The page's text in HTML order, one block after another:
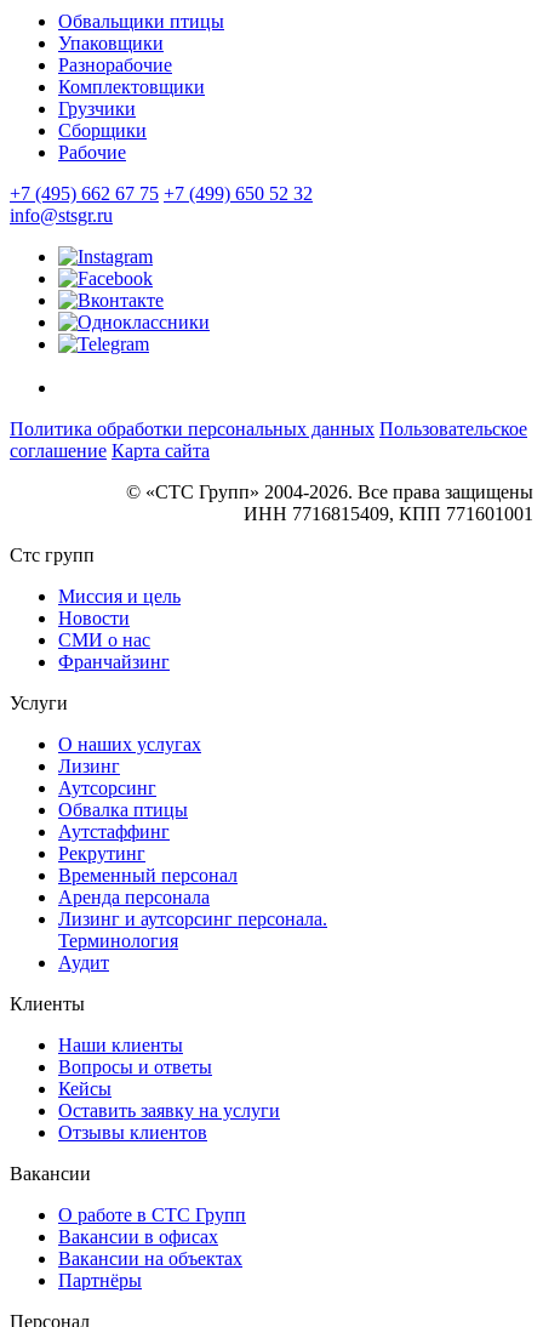
Обвальщики птицы
Упаковщики
Разнорабочие
Комплектовщики
Грузчики
Сборщики
Рабочие
+7 (495) 662 67 75 +7 (499) 650 52 32
info@stsgr.ru
Политика обработки персональных данных Пользовательское
соглашение Карта сайта
© «СТС Групп» 2004-2026. Все права защищены
ИНН 7716815409, КПП 771601001
Стс групп
Миссия и цель
Новости
СМИ о нас
Франчайзинг
Услуги
О наших услугах
Лизинг
Аутсорсинг
Обвалка птицы
Аутстаффинг
Рекрутинг
Временный персонал
Аренда персонала
Лизинг и аутсорсинг персонала.
Терминология
Аудит
Клиенты
Наши клиенты
Вопросы и ответы
Кейсы
Оставить заявку на услуги
Отзывы клиентов
Вакансии
О работе в СТС Групп
Вакансии в офисах
Вакансии на объектах
Партнёры
Персонал